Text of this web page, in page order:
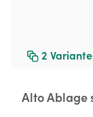
2
Alto Ablage